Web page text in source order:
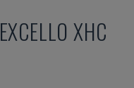
EXCELLO XHC